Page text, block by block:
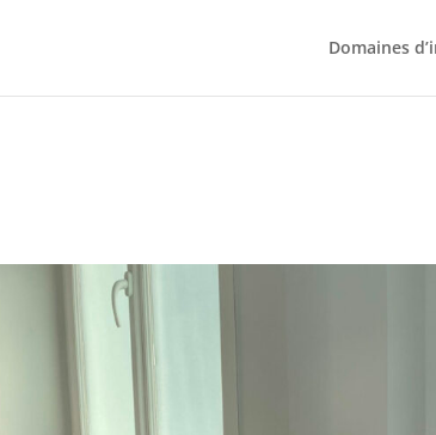
Domaines